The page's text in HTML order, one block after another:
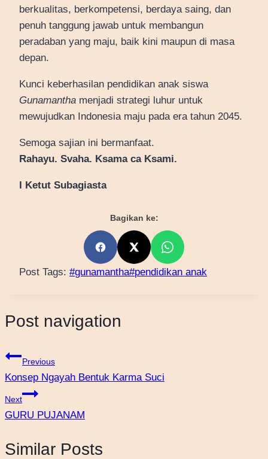
berkualitas, berkompetensi, berdaya saing, dan
penuh tanggung jawab untuk membangun
peradaban yang maju, baik kini maupun di masa
depan.
Kunci keberhasilan pendidikan anak siswa
Gunamantha menjadi strategi luhur untuk
mewujudkan Indonesia maju pada era tahun 2045.
Semoga sajian ini bermanfaat.
Rahayu. Svaha. Ksama ca Ksami.
I Ketut Subagiasta
Bagikan ke:
Post Tags: #gunamantha#pendidikan anak
Post navigation
Previous
Konsep Ngayah Bentuk Karma Suci
Next
GURU PUJANAM
Similar Posts